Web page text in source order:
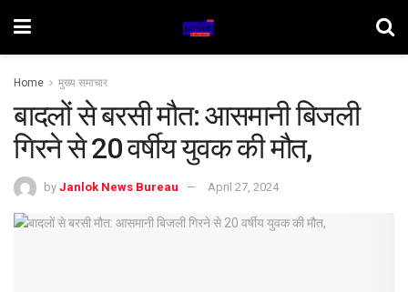
Home मुख्य समाचार
बादलों से बरसी मौत: आसमानी बिजली
गिरने से 20 वर्षीय युवक की मौत,
by Janlok News Bureau April 27, 2024